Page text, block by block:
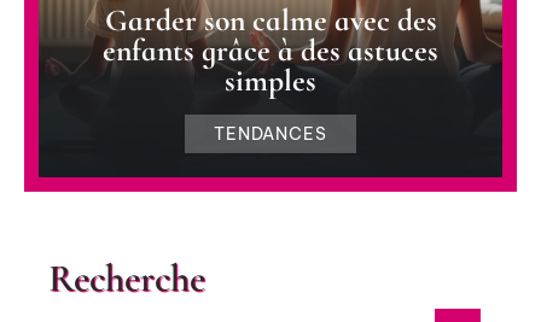
Garder son calme avec des
enfants grâce à des astuces
simples
TENDANCES
Recherche